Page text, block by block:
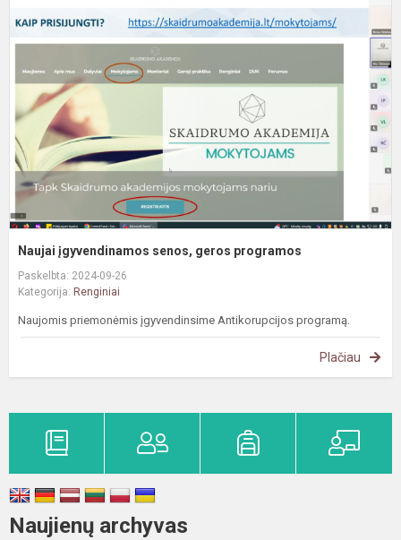
Naujai įgyvendinamos senos, geros programos
Paskelbta: 2024-09-26
Kategorija: Renginiai
Naujomis priemonėmis įgyvendinsime Antikorupcijos programą.
Plačiau
Naujienų archyvas